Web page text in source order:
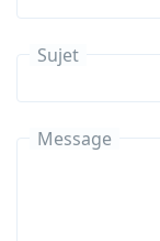
Sujet
Message